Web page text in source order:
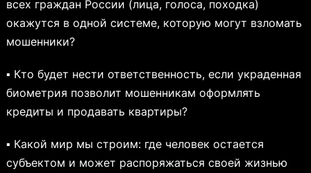
всех граждан России (лица, голоса, походка)
окажутся в одной системе, которую могут взломать
мошенники?
▪ Кто будет нести ответственность, если украденная
биометрия позволит мошенникам оформлять
кредиты и продавать квартиры?
▪ Какой мир мы строим: где человек остается
субъектом и может распоряжаться своей жизнью